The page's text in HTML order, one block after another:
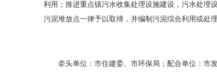
利用；推进重点镇污水收集处理设施建设，污水处理
污泥堆放点一律予以取缔，并编制污泥综合利用或处
牵头单位：市住建委、市环保局；配合单位：市